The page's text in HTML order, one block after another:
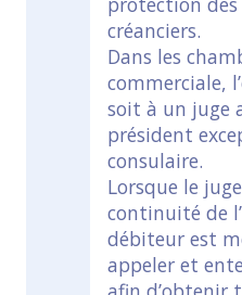
créanciers.
Dans les
commerciale,
soit à un juge
président
consulaire.
Lorsque le
continuité de
débiteur est
appeler et